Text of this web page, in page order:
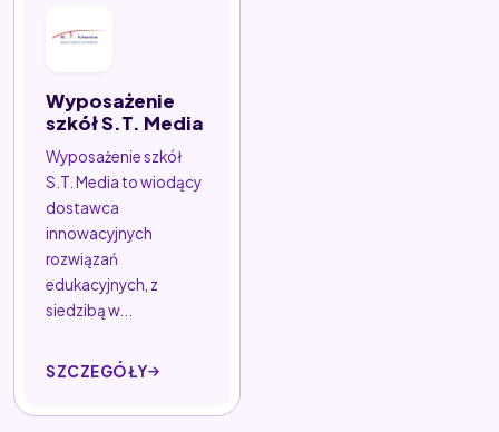
Wyposażenie
szkół S.T. Media
Wyposażenie szkół
S.T. Media to wiodący
dostawca
innowacyjnych
rozwiązań
edukacyjnych, z
siedzibą w...
SZCZEGÓŁY